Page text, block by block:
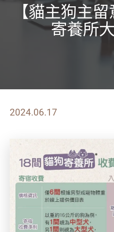
【貓主狗主
寄養所
2024.06.17